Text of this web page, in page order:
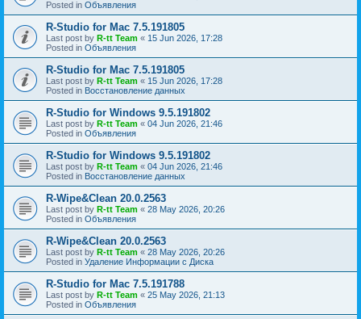
Posted in Объявления
R-Studio for Mac 7.5.191805
Last post by R-tt Team « 15 Jun 2026, 17:28
Posted in Объявления
R-Studio for Mac 7.5.191805
Last post by R-tt Team « 15 Jun 2026, 17:28
Posted in Восстановление данных
R-Studio for Windows 9.5.191802
Last post by R-tt Team « 04 Jun 2026, 21:46
Posted in Объявления
R-Studio for Windows 9.5.191802
Last post by R-tt Team « 04 Jun 2026, 21:46
Posted in Восстановление данных
R-Wipe&Clean 20.0.2563
Last post by R-tt Team « 28 May 2026, 20:26
Posted in Объявления
R-Wipe&Clean 20.0.2563
Last post by R-tt Team « 28 May 2026, 20:26
Posted in Удаление Информации с Диска
R-Studio for Mac 7.5.191788
Last post by R-tt Team « 25 May 2026, 21:13
Posted in Объявления